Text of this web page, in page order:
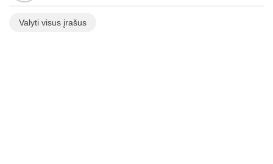
Valyti visus įrašus